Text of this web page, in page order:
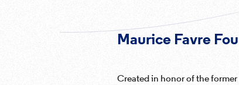
Maurice Favre
Created in honor of the